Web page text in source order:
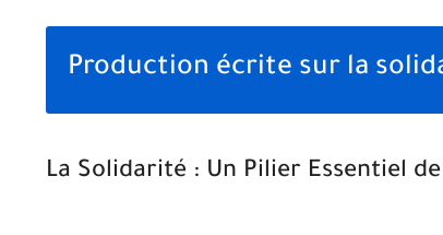
Production écrite sur la
La Solidarité : Un Pilier Essentiel